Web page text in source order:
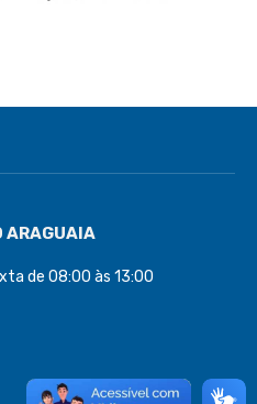
ARAGUAIA
de 08:00 às 13:00